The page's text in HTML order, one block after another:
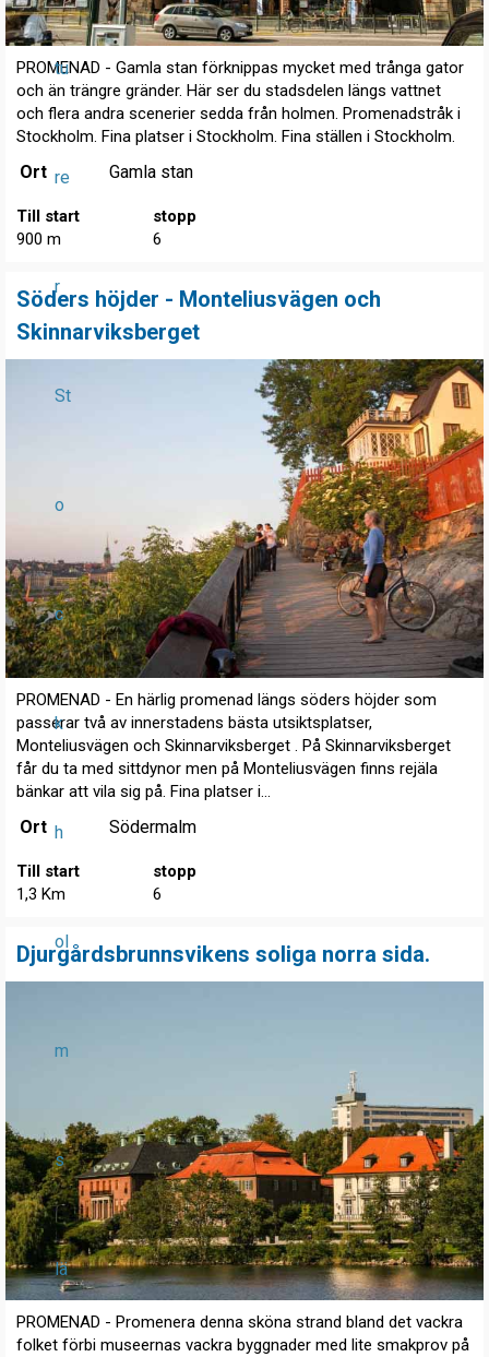
tu
re
r
St
o
c
k
h
ol
m
s
lä
PROMENAD - Gamla stan förknippas mycket med trånga gator
och än trängre gränder. Här ser du stadsdelen längs vattnet
och flera andra scenerier sedda från holmen. Promenadstråk i
Stockholm. Fina platser i Stockholm. Fina ställen i Stockholm.
Ort Gamla stan
Till start
900 m
stopp
6
Söders höjder - Monteliusvägen och
Skinnarviksberget
PROMENAD - En härlig promenad längs söders höjder som
passerar två av innerstadens bästa utsiktsplatser,
Monteliusvägen och Skinnarviksberget . På Skinnarviksberget
får du ta med sittdynor men på Monteliusvägen finns rejäla
bänkar att vila sig på. Fina platser i...
Ort Södermalm
Till start
1,3 Km
stopp
6
Djurgårdsbrunnsvikens soliga norra sida.
PROMENAD - Promenera denna sköna strand bland det vackra
folket förbi museernas vackra byggnader med lite smakprov på